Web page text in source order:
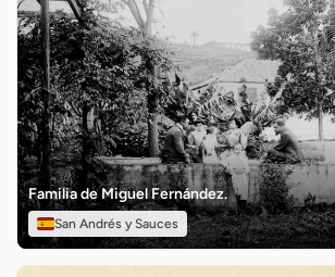
Familia de Miguel Fernández.
San Andrés y Sauces